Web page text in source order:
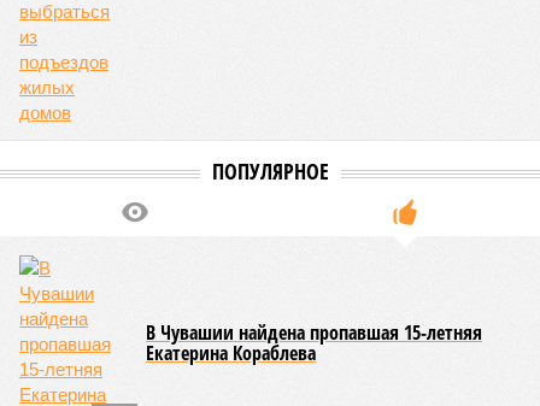
В регионе учреждены удостоверения мастеров спорта по
борьбе керешу
(фото: wikimedia commons/Ilsurikat)
В Чувашской Республике последовательно реализуются меры,
направленные на повышение статуса и институциональное
развитие национальной борьбы на поясах керешу.
Региональные власти не ограничились
дисциплины в качестве приоритетной, но также утвердили